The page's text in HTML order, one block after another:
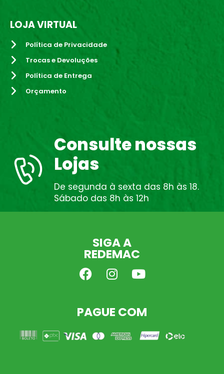
LOJA VIRTUAL
Política de Privacidade
Trocas e Devoluções
Política de Entrega
Orçamento
Consulte nossas
Lojas
De segunda à sexta das 8h às 18.
Sábado das 8h às 12h
SIGA A
REDEMAC
PAGUE COM